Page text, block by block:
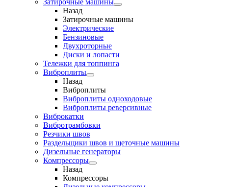
Затирочные машины
Назад
Затирочные машины
Электрические
Бензиновые
Двухроторные
Диски и лопасти
Тележки для топпинга
Виброплиты
Назад
Виброплиты
Виброплиты одноходовые
Виброплиты реверсивные
Виброкатки
Вибротрамбовки
Резчики швов
Раздельщики швов и щеточные машины
Дизельные генераторы
Компрессоры
Назад
Компрессоры